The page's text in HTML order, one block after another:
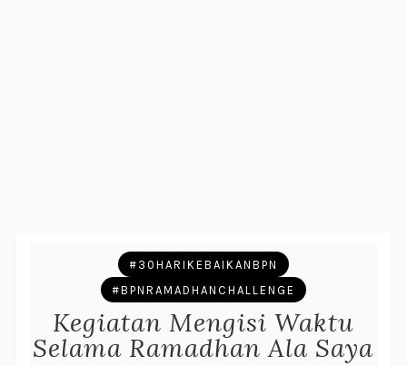
#30HARIKEBAIKANBPN
#BPNRAMADHANCHALLENGE
Kegiatan Mengisi Waktu
Selama Ramadhan Ala Saya